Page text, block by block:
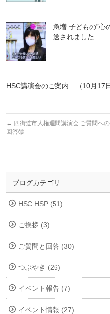
急増 子どもの”
送されました
HSC講演会のご案内 （10月17日
← 四街道市人権週間講演会 ご質問への
回答⑩
ブログカテゴリ
HSC HSP (51)
ご挨拶 (3)
ご質問と回答 (30)
つぶやき (26)
イベント報告 (7)
イベント情報 (27)